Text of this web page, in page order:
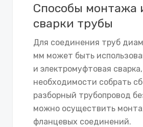
Способы монтажа
сварки трубы
Для соединения труб
мм может быть
и электромуфтовая
необходимости собрать
разборный трубопровод
можно осуществить
фланцевых соединений.